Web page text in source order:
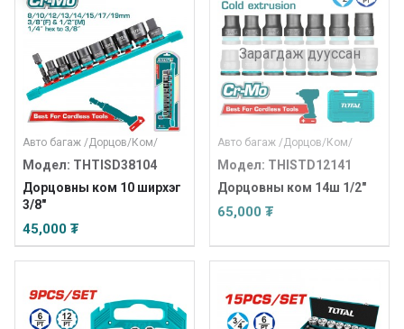
Авто багаж /Дорцов/Ком/
Модел: THTISD38104
Дорцовны ком 10 ширхэг
3/8"
45,000 ₮
Зарагдаж дууссан
Авто багаж /Дорцов/Ком/
Модел: THISTD12141
Дорцовны ком 14ш 1/2"
65,000 ₮